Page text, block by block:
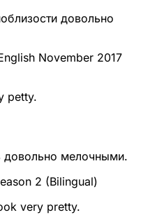
довольно
November 2017
petty.
мелочными.
2 (Bilingual)
very pretty.